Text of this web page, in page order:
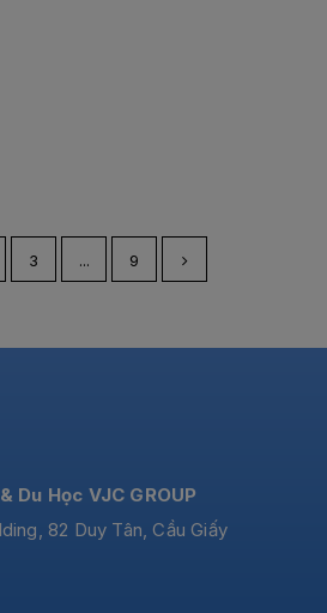
3 ... 9
Du Học VJC GROUP
82 Duy Tân, Cầu Giấy